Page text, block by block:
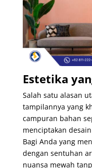
Estetika
Salah satu alasan
tampilannya yang
campuran bahan
menciptakan
Bagi Anda yang
dengan sentuhan
nuansa mewah